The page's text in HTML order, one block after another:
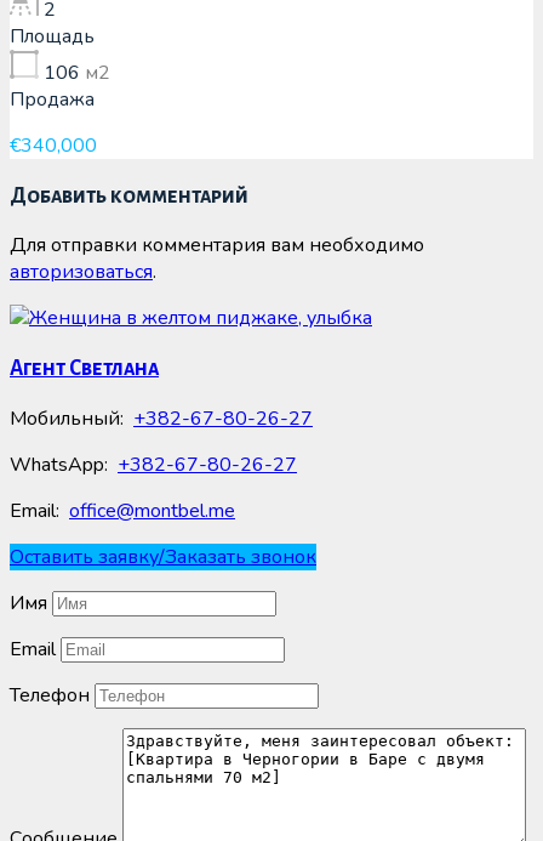
2
Площадь
106 м2
Продажа
€340,000
Добавить комментарий
Для отправки комментария вам необходимо
авторизоваться.
Агент Светлана
Мобильный: +382-67-80-26-27
WhatsApp: +382-67-80-26-27
Email: office@montbel.me
Оставить заявку/Заказать звонок
Имя
Email
Телефон